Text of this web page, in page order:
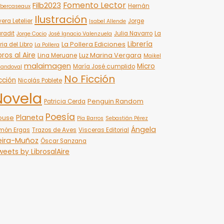
Filb2023 Fomento Lector Hernán
Letelier Ilustración Isabel Allende Jorge
Jorge Cocio José Ignacio Valenzuela Julia Navarro La
del Libro La Pollera La Pollera Ediciones Librería
al Aire Lina Meruane Luz Marina Vergara Maikel
malaimagen María José cumplido Micro
Nicolás Poblete No Ficción
Patricia Cerda Penguin Random
Planeta Poesía Pía Barros Sebastián Pérez
Ergas Trazos de Aves Visceras Editorial Ángela
Muñoz Óscar Sanzana
by LibrosalAire